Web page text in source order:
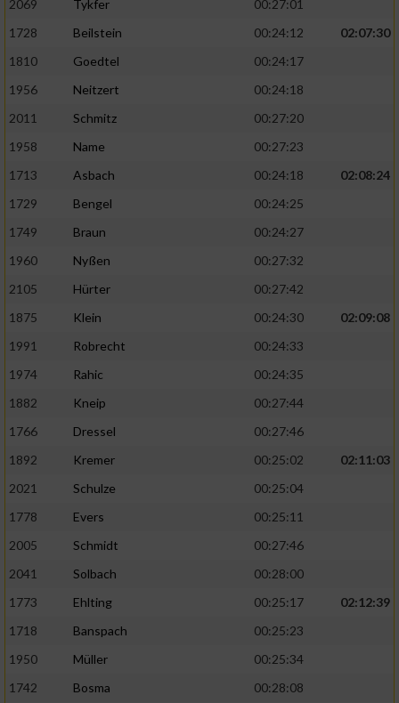
2069 Tykfer
00:27:01
1728
Beilstein 00:24:12
02:07:30
1810
Goedtel
00:24:17
1956
Neitzert
00:24:18
2011
Schmitz
00:27:20
1958
Name
00:27:23
1713
Asbach 00:24:18
02:08:24
1729
Bengel
00:24:25
1749
Braun
00:24:27
1960
Nyßen
00:27:32
2105
Hürter
00:27:42
1875
Klein 00:24:30
02:09:08
1991
Robrecht
00:24:33
1974
Rahic
00:24:35
1882
Kneip
00:27:44
1766
Dressel
00:27:46
1892
Kremer 00:25:02
02:11:03
2021
Schulze
00:25:04
1778
Evers
00:25:11
2005
Schmidt
00:27:46
2041
Solbach
00:28:00
1773
Ehlting 00:25:17
02:12:39
1718
Banspach
00:25:23
1950
Müller
00:25:34
1742
Bosma
00:28:08